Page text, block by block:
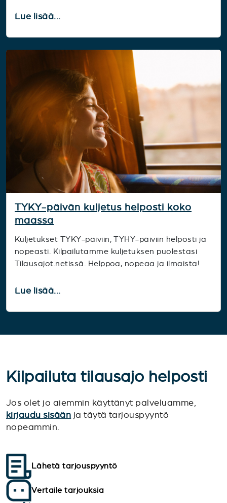
Lue lisää...
TYKY-päivän kuljetus helposti koko
maassa
Kuljetukset TYKY-päiviin, TYHY-päiviin helposti ja
nopeasti. Kilpailutamme kuljetuksen puolestasi
Tilausajot.netissä. Helppoa, nopeaa ja ilmaista!
Lue lisää...
Kilpailuta tilausajo helposti
Jos olet jo aiemmin käyttänyt palveluamme,
kirjaudu sisään ja täytä tarjouspyyntö
nopeammin.
Lähetä tarjouspyyntö
Vertaile tarjouksia